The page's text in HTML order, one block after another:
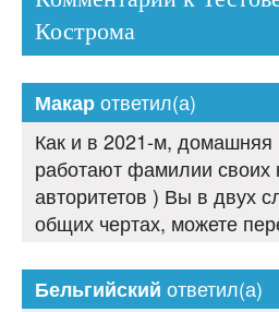
Кострома
Макарответил(а)
Как и в 2021-м,
работают фамилии своих
авторитетов ) Вы в двух
общих чертах, можете
Бельгийский ответил(а)